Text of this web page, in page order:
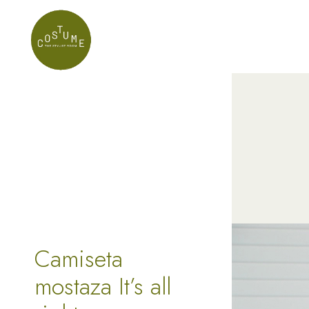
Camiseta
mostaza It’s all